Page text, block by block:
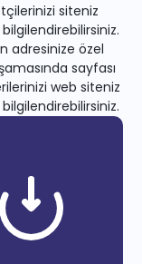
siteniz
adresinize özel
sayfası
web siteniz